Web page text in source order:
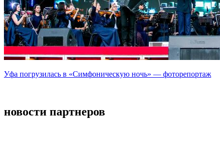
Уфа погрузилась в «Симфоническую ночь» — фоторепортаж
новости партнеров